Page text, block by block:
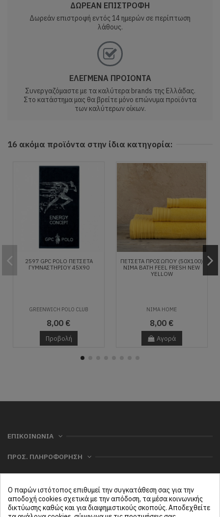
ΔΩΡΕΑΝ ΕΠΙΣΤΡΟΦΗ
Δωρεάν επιστροφή εντός 14 ημερών σε περίπτωση
λάθους.
ΕΛΕΓΜΕΝΑ ΠΡΟΙΟΝΤΑ
Συνεργαζόμαστε με τα καλύτερα brands της Ελλάδας.
Στο κατάστημα μας θα βρείτε μόνο επώνυμα προϊόντα
των καλύτερων οίκων.
16 ακόμα προϊόντα στην ίδια κατηγορία:
2597 GPC POLO ΠΕΤΣΕΤΑ
ΓΥΜΝΑΣΤΗΡΙΟΥ 45X90
GREENWICH POLO CLUB
8,00 €
Προβολή
ΠΕΤΣΈΤΑ ΠΡΟΣΏΠΟΥ (50X100)
NIMA BATH FEEL FRESH NEW
YELLOW
NIMA HOME
8,00 €
Αγορά
ΕΠΙΚΟΙΝΩΝΙΑ
ΠΡΟΣ. ΠΛΗΡΟΦΟΡΗΣΗ
ΜΕΝΟΥ
Ο παρών ιστότοπος επιθυμεί την συγκατάθεση σας για την
αποδοχή cookies σχετικά με την απόδοση, τα μέσα κοινωνικής
δικτύωσης καθώς και για διαφημιστικούς σκοπούς. Αποδεχθείτε